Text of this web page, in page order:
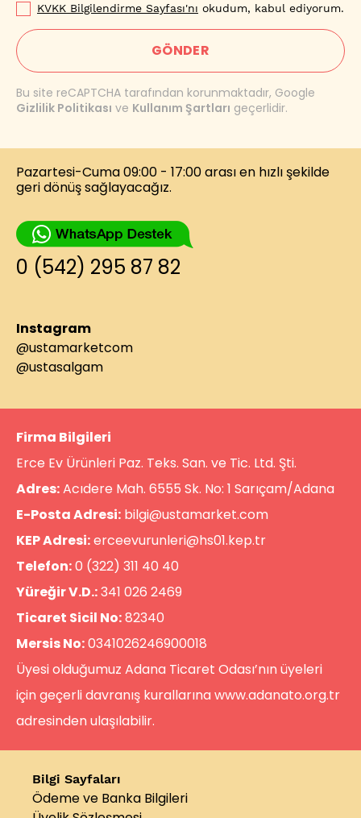
KVKK Bilgilendirme Sayfası'nı okudum, kabul ediyorum.
GÖNDER
Bu site reCAPTCHA tarafından korunmaktadır, Google
Gizlilik Politikası ve Kullanım Şartları geçerlidir.
Pazartesi-Cuma 09:00 - 17:00 arası en hızlı şekilde
geri dönüş sağlayacağız.
0 (542) 295 87 82
Instagram
@ustamarketcom
@ustasalgam
Firma Bilgileri
Erce Ev Ürünleri Paz. Teks. San. ve Tic. Ltd. Şti.
Adres:Acıdere Mah. 6555 Sk. No: 1 Sarıçam/Adana
E-Posta Adresi: bilgi@ustamarket.com
KEP Adresi:erceevurunleri@hs01.kep.tr
Telefon:0 (322) 311 40 40
Yüreğir V.D.:341 026 2469
Ticaret Sicil No:82340
Mersis No:0341026246900018
Üyesi olduğumuz Adana Ticaret Odası’nın üyeleri
için geçerli davranış kurallarına www.adanato.org.tr
adresinden ulaşılabilir.
Bilgi Sayfaları
Ödeme ve Banka Bilgileri